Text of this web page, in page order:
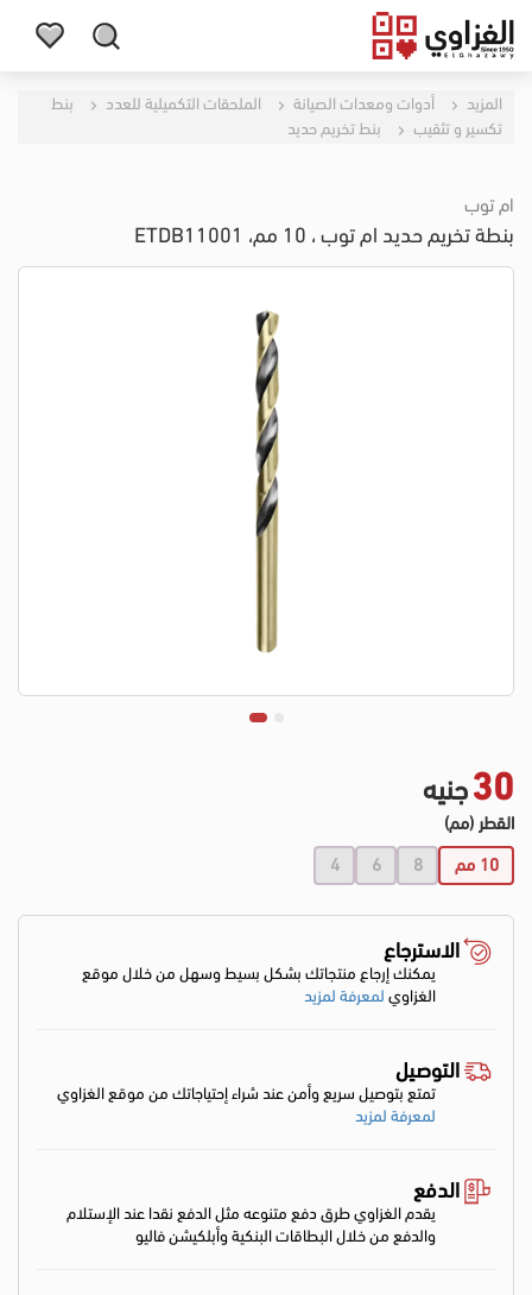
المزيد أدوات ومعدات الصيانة الملحقات التكميلية للعدد
بنط
تكسير و تثقيب
بنط تخريم حديد
ام توب
بنطة تخريم حديد ام توب ، 10 مم، ETDB11001
30جنيه
القطر (مم)
10 مم
8
6
4
الاسترجاع
يمكنك إرجاع منتجاتك بشكل بسيط وسهل من خلال موقع
الغزاويلمعرفة لمزيد
التوصيل
تمتع بتوصيل سريع وأمن عند شراء إحتياجاتك من موقع الغزاوي
لمعرفة لمزيد
الدفع
يقدم الغزاوي طرق دفع متنوعه مثل الدفع نقدا عند الإستلام
والدفع من خلال البطاقات البنكية وأبلكيشن فاليو